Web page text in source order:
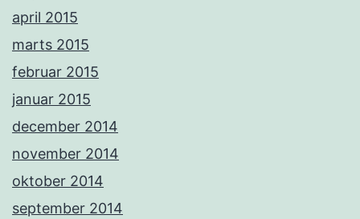
april 2015
marts 2015
februar 2015
januar 2015
december 2014
november 2014
oktober 2014
september 2014